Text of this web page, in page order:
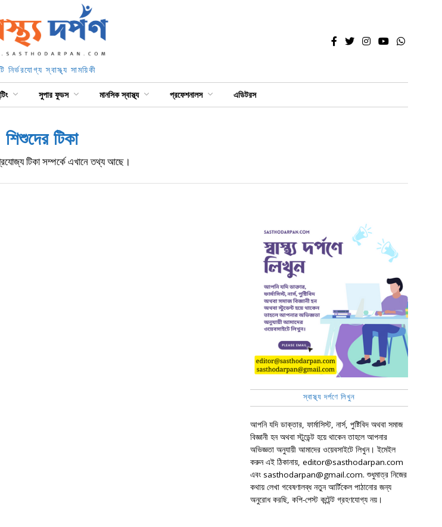
নির্ভরযোগ্য স্বাস্থ্য সাময়িকী
সুপার ফুডস মানসিক স্বাস্থ্য প্রফেশনালস এডিটরস
শিশুদের টিকা
টিকা সম্পর্কে এখানে তথ্য আছে।
স্বাস্থ্য দর্পণে লিখুন
আপনি যদি ডাক্তার, ফার্মাসিস্ট, নার্স, পুষ্টিবিদ অথবা সমাজ
বিজ্ঞানী হন অথবা স্টুডেন্ট হয়ে থাকেন তাহলে আপনার
অভিজ্ঞতা অনুযায়ী আমাদের ওয়েবসাইটে লিখুন। ইমেইল
করুন এই ঠিকানায়, editor@sasthodarpan.com
এবং sasthodarpan@gmail.com. শুধুমাত্র নিজের
কথায় লেখা গবেষণালব্ধ নতুন আর্টিকেল পাঠানোর জন্য
অনুরোধ করছি, কপি-পেস্ট কন্টেন্ট গ্রহণযোগ্য নয়।